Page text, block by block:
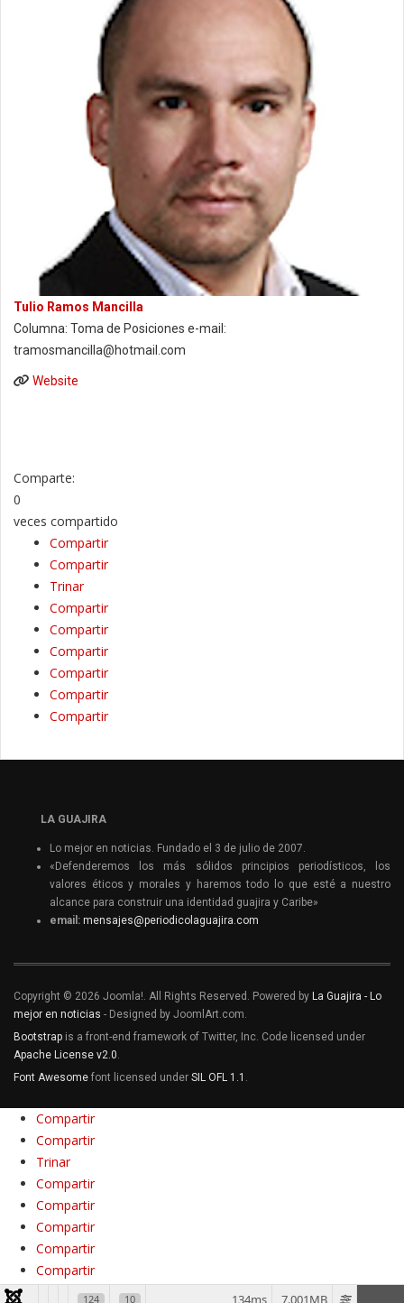
Tulio Ramos Mancilla
Columna: Toma de Posiciones e-mail:
tramosmancilla@hotmail.com
Website
Comparte:
0
veces compartido
Compartir
Compartir
Trinar
Compartir
Compartir
Compartir
Compartir
Compartir
Compartir
LA GUAJIRA
Lo mejor en noticias. Fundado el 3 de julio de 2007.
«Defenderemos los más sólidos principios periodísticos, los
valores éticos y morales y haremos todo lo que esté a nuestro
alcance para construir una identidad guajira y Caribe»
email: mensajes@periodicolaguajira.com
Copyright © 2026 Joomla!. All Rights Reserved. Powered by La Guajira - Lo
mejor en noticias - Designed by JoomlArt.com.
Bootstrap is a front-end framework of Twitter, Inc. Code licensed under
Apache License v2.0.
Font Awesome font licensed under SIL OFL 1.1 .
Compartir
Compartir
Trinar
Compartir
Compartir
Compartir
Compartir
Compartir
Compartir
124 10 7.001MB
134ms